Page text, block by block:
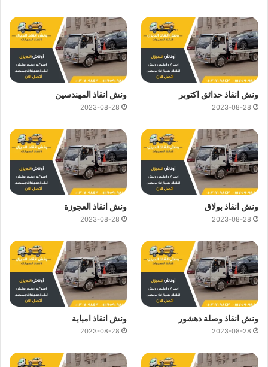
ونش انقاذ حدائق اكتوبر
2023-08-28
ونش انقاذ المهندسين
2023-08-28
ونش انقاذ بولاق
2023-08-28
ونش انقاذ العجوزة
2023-08-28
ونش انقاذ وصلة دهشور
2023-08-28
ونش انقاذ امبابة
2023-08-28